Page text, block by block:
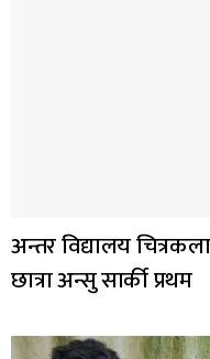
अन्तर विद्यालय
छात्रा अन्सु सार्की प्रथम